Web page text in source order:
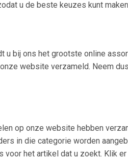
u de beste keuzes kunt
u bij ons het grootste online
website verzameld. Neem
op onze website hebben
in die categorie worden
het artikel dat u zoekt. Klik er